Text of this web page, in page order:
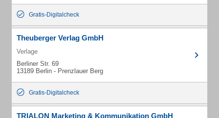
Gratis-Digitalcheck
Theuberger Verlag GmbH
Verlage
Berliner Str. 69
13189 Berlin - Prenzlauer Berg
Gratis-Digitalcheck
TRIALON Marketing & Kommunikation GmbH